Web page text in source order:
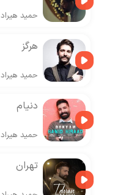
حمید هیراد
هرگز
حمید هیراد
دنیام
حمید هیراد
تهران